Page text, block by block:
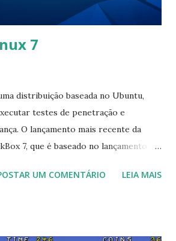
7
distribuição baseada no Ubuntu,
testes de penetração e
O lançamento mais recente da
7, que é baseado no lançamento de
5.4 do kernel do Linux e o Xfce
UM COMENTÁRIO LEIA MAIS